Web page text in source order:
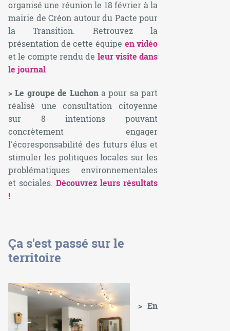
organisé une réunion le 18 février à la
mairie de Créon autour du Pacte pour
la Transition. Retrouvez la
présentation de cette équipe en vidéo
et le compte rendu de leur visite dans
le journal
> Le groupe de Luchona pour sa part
réalisé une consultation citoyenne
sur 8 intentions pouvant
concrètement engager
l'écoresponsabilité des futurs élus et
stimuler les politiques locales sur les
problématiques environnementales
et sociales.Découvrez leurs résultats
!
Ça s'est passé sur le
territoire
> En